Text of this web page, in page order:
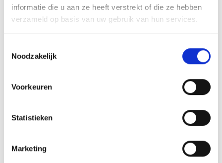
informatie die u aan ze heeft verstrekt of die ze hebben
verzameld op basis van uw gebruik van hun services.
Noodzakelijk
Voorkeuren
Statistieken
Marketing
Kirgizië
La Réunion
Letland